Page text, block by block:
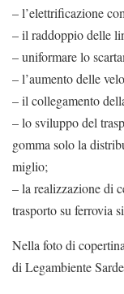
– l’elettrificazione
– il raddoppio delle
– uniformare lo
– l’aumento delle
– il collegamento
– lo sviluppo del
gomma solo la
miglio;
– la realizzazione di
trasporto su ferrovia
Nella foto di
di Legambiente